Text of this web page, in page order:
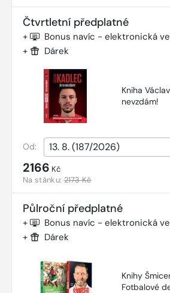
Čtvrtletní předplatné
+ Bonus navíc - elektronická
+ Dárek
Kniha
nevzdám!
Od:
2166 Kč
Na stánku:2173 Kč
Půlroční předplatné
+ Bonus navíc - elektronická
+ Dárek
Knihy
Fotbalové